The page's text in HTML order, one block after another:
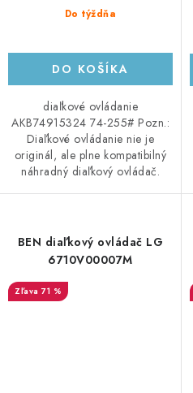
Do týždňa
DO KOŠÍKA
diaľkové ovládanie
AKB74915324 74-255# Pozn.:
Diaľkové ovládanie nie je
originál, ale plne kompatibilný
náhradný diaľkový ovládač.
BEN diaľkový ovládač LG
6710V00007M
71 %